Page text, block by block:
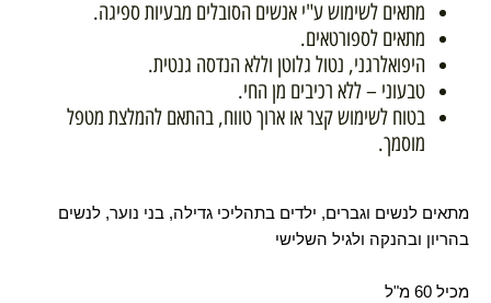
מתאים לשימוש ע"י אנשים הסובלים מבעיות ספיגה.
מתאים לספורטאים.
היפואלרגני, נטול גלוטן וללא הנדסה גנטית.
טבעוני – ללא רכיבים מן החי.
בטוח לשימוש קצר או ארוך טווח, בהתאם להמלצת מטפל
מוסמך.
מתאים לנשים וגברים, ילדים בתהליכי גדילה, בני נוער, לנשים
בהריון ובהנקה ולגיל השלישי
מכיל 60 מ"ל